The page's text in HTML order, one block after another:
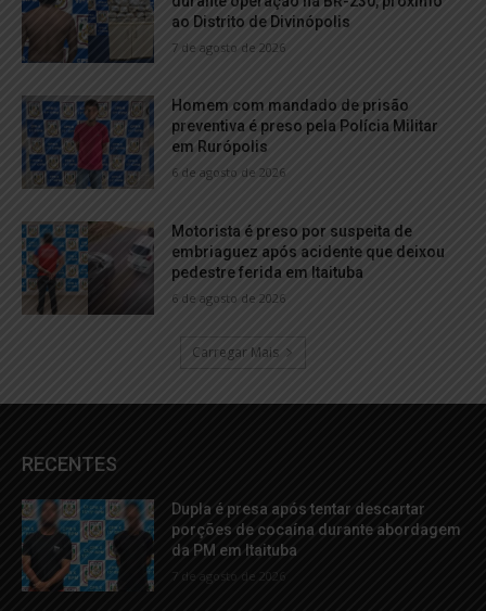
ao Distrito de Divinópolis
7 de agosto de 2026
Homem com mandado de prisão
preventiva é preso pela Polícia Militar
em Rurópolis
6 de agosto de 2026
Motorista é preso por suspeita de
embriaguez após acidente que deixou
pedestre ferida em Itaituba
6 de agosto de 2026
Carregar Mais
RECENTES
Dupla é presa após tentar descartar
porções de cocaína durante abordagem
da PM em Itaituba
7 de agosto de 2026